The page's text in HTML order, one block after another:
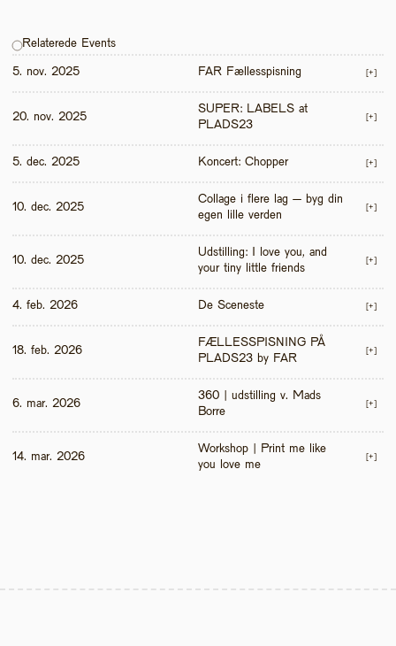
Relaterede Events
5. nov. 2025 FAR Fællesspisning [+]
20. nov. 2025
SUPER: LABELS at
PLADS23
[+]
5. dec. 2025 Koncert: Chopper [+]
10. dec. 2025
Collage i flere lag – byg din
egen lille verden
[+]
10. dec. 2025
Udstilling: I love you, and
your tiny little friends
[+]
4. feb. 2026 De Sceneste [+]
18. feb. 2026
FÆLLESSPISNING PÅ
PLADS23 by FAR
[+]
6. mar. 2026
360 | udstilling v. Mads
Borre
[+]
14. mar. 2026
Workshop | Print me like
you love me
[+]